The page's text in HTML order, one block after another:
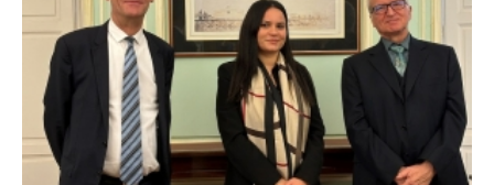
l'ENA
Tunis
tribunal